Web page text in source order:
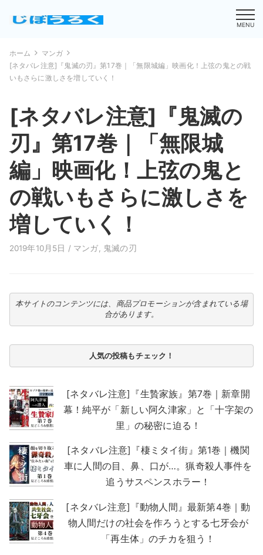
MENU
ホーム
マンガ
[ネタバレ注意]『鬼滅の刃』第17巻｜「無限城編」映画化！上弦の鬼との戦
いもさらに激しさを増していく！
[ネタバレ注意]『鬼滅の
刃』第17巻｜「無限城
編」映画化！上弦の鬼と
の戦いもさらに激しさを
増していく！
2019年10月5日 / マンガ 鬼滅の刃
本サイトのコンテンツには、商品プロモーションが含まれている場
合があります。
人気の投稿もチェック！
[ネタバレ注意]『生贄家族』第7巻｜新章開
幕！純平が「新しい阿久津家」と「十字架の
里」の秘密に迫る！
[ネタバレ注意]『棲ミタイ街』第1巻｜機関
車に人間の目、鼻、口が…。猟奇殺人事件を
追うサスペンスホラー！
[ネタバレ注意]『動物人間』最新第4巻｜動
物人間だけの社会を作ろうとする七牙会が
「再生体」のチカを狙う！